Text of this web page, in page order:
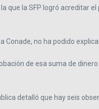
que la SFP logró
no ha podido
de esa suma de
detalló que hay seis